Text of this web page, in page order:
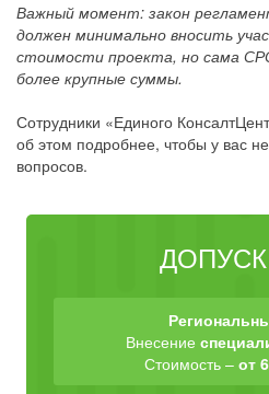
Важный момент: закон
должен минимально вносить
стоимости проекта, но сама
более крупные суммы.
Сотрудники «Единого
об этом подробнее, чтобы у вас
вопросов.
Внесение
Стоимость – от